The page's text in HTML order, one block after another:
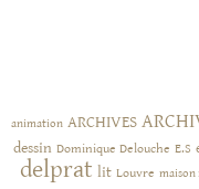
animation ARCHIVES
dessin Dominique Delouche E.S
delprat lit Louvre maison